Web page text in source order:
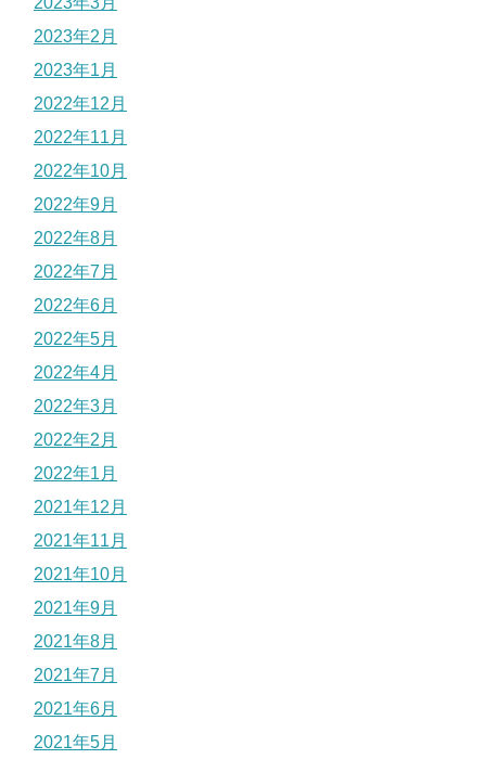
2023年2月
2023年1月
2022年12月
2022年11月
2022年10月
2022年9月
2022年8月
2022年7月
2022年6月
2022年5月
2022年4月
2022年3月
2022年2月
2022年1月
2021年12月
2021年11月
2021年10月
2021年9月
2021年8月
2021年7月
2021年6月
2021年5月